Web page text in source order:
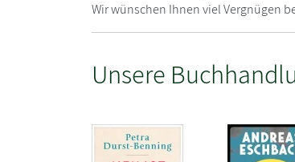
Wir wünschen Ihnen viel Vergnügen
Unsere